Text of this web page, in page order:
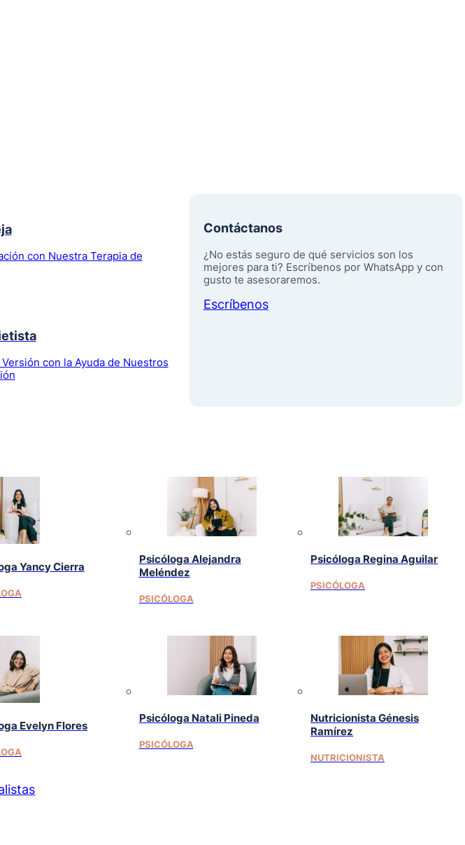
con Nuestra Terapia de
con la Ayuda de Nuestros
Contáctanos
¿No estás seguro de qué servicios son los
mejores para ti? Escríbenos por WhatsApp y con
gusto te asesoraremos.
Escríbenos
Yancy Cierra
Psicóloga Alejandra
Meléndez
PSICÓLOGA
Psicóloga Regina Aguilar
PSICÓLOGA
Evelyn Flores
Psicóloga Natali Pineda
PSICÓLOGA
Nutricionista Génesis
Ramírez
NUTRICIONISTA